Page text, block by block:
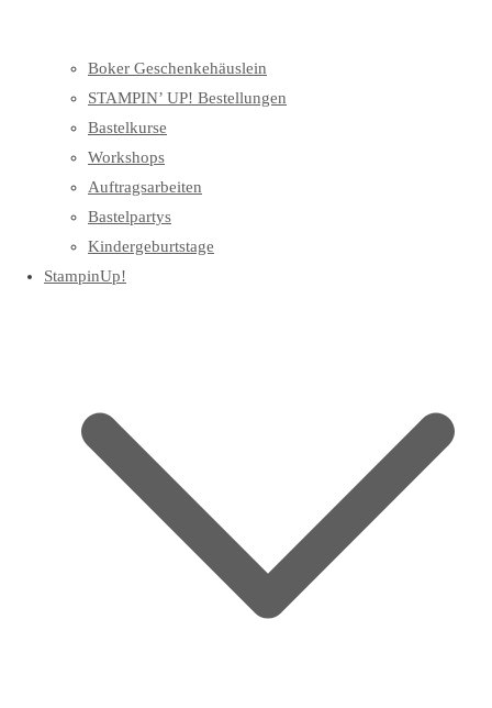
Boker Geschenkehäuslein
STAMPIN’ UP! Bestellungen
Bastelkurse
Workshops
Auftragsarbeiten
Bastelpartys
Kindergeburtstage
StampinUp!